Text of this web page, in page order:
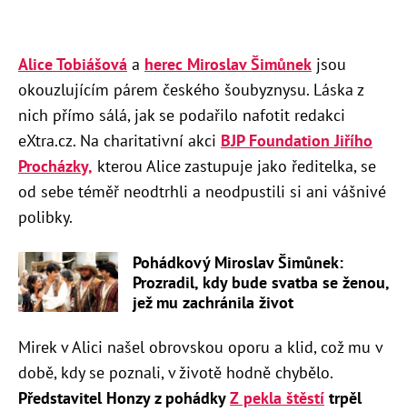
Alice Tobiášová a herec Miroslav Šimůnek jsou
okouzlujícím párem českého šoubyznysu. Láska z
nich přímo sálá, jak se podařilo nafotit redakci
eXtra.cz. Na charitativní akci BJP Foundation Jiřího
Procházky, kterou Alice zastupuje jako ředitelka, se
od sebe téměř neodtrhli a neodpustili si ani vášnivé
polibky.
Pohádkový Miroslav Šimůnek:
Prozradil, kdy bude svatba se ženou,
jež mu zachránila život
Mirek v Alici našel obrovskou oporu a klid, což mu v
době, kdy se poznali, v životě hodně chybělo.
Představitel Honzy z pohádkyZ pekla štěstí trpěl